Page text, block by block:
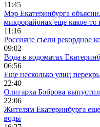
11:45
Мэр Екатеринбурга
микрорайонах еще какое-то
11:16
Россияне съели рекордное
09:02
Вода в водоматах
06:56
Еще несколько улиц
22:40
Олигарха Боброва
22:06
Жителям Екатеринбурга
воды